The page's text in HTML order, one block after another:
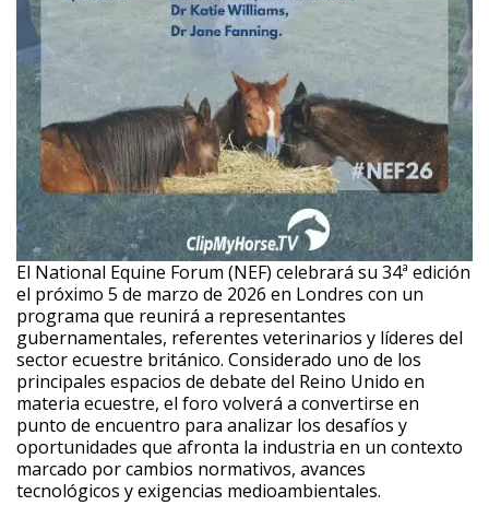
El National Equine Forum (NEF) celebrará su 34ª edición
el próximo 5 de marzo de 2026 en Londres con un
programa que reunirá a representantes
gubernamentales, referentes veterinarios y líderes del
sector ecuestre británico. Considerado uno de los
principales espacios de debate del Reino Unido en
materia ecuestre, el foro volverá a convertirse en
punto de encuentro para analizar los desafíos y
oportunidades que afronta la industria en un contexto
marcado por cambios normativos, avances
tecnológicos y exigencias medioambientales.